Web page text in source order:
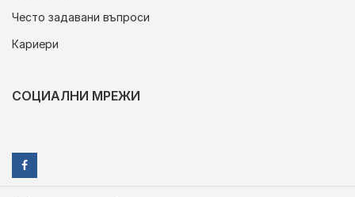
Често задавани въпроси
Кариери
СОЦИАЛНИ МРЕЖИ